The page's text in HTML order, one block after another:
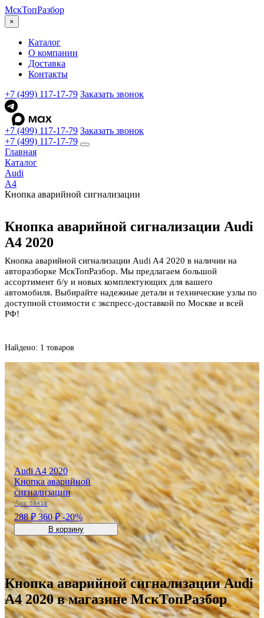
МскТопРазбор
×
Каталог
О компании
Доставка
Контакты
+7 (499) 117-17-79 Заказать звонок
+7 (499) 117-17-79 Заказать звонок
+7 (499) 117-17-79
Главная
Каталог
Audi
A4
Кнопка аварийной сигнализации
Кнопка аварийной сигнализации Audi
A4 2020
Кнопка аварийной сигнализации Audi A4 2020 в наличии на
авторазборке МскТопРазбор. Мы предлагаем большой
ассортимент б/у и новых комплектующих для вашего
автомобиля. Выбирайте надежные детали и технические узлы по
доступной стоимости с экспресс-доставкой по Москве и всей
РФ!
Найдено: 1 товаров
Audi A4 2020
Кнопка аварийной
сигнализации
Арт: 58418
288 ₽ 360 ₽-20%
В корзину
Кнопка аварийной сигнализации Audi
A4 2020 в магазине МскТопРазбор